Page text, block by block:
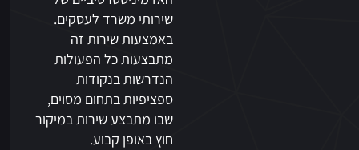
שירותי משרד לעסקים.
באמצעות שירות זה
מתבצעות כל הפעולות
הנדרשות בנקודות
ספציפיות בתחום מסוים,
שבו מתבצע שירות במיקור
חוץ באופן קבוע.